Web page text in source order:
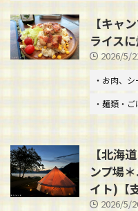
【キャ
ライス
2026/5/
・お肉、
・麺類・ご
【北海
ンプ場
イト)【
2026/5/